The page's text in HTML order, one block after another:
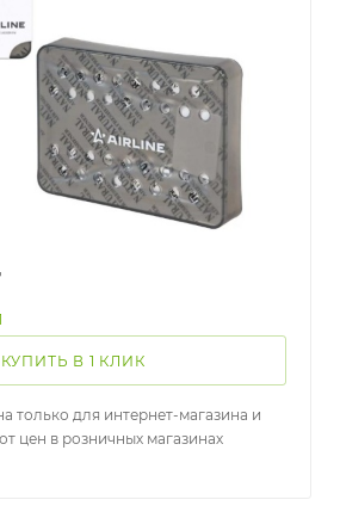
КУПИТЬ В 1 КЛИК
только для интернет-магазина и
цен в розничных магазинах